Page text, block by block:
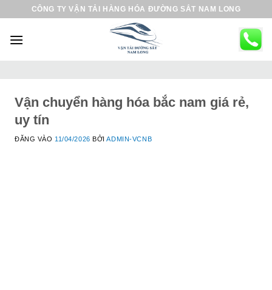
CÔNG TY VẬN TẢI HÀNG HÓA ĐƯỜNG SẮT NAM LONG
Vận chuyển hàng hóa bắc nam giá rẻ,
uy tín
ĐĂNG VÀO 11/04/2026 BỞIADMIN-VCNB